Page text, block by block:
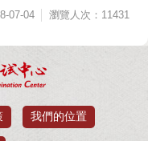
07-04 瀏覽人次：11431
我們的位置